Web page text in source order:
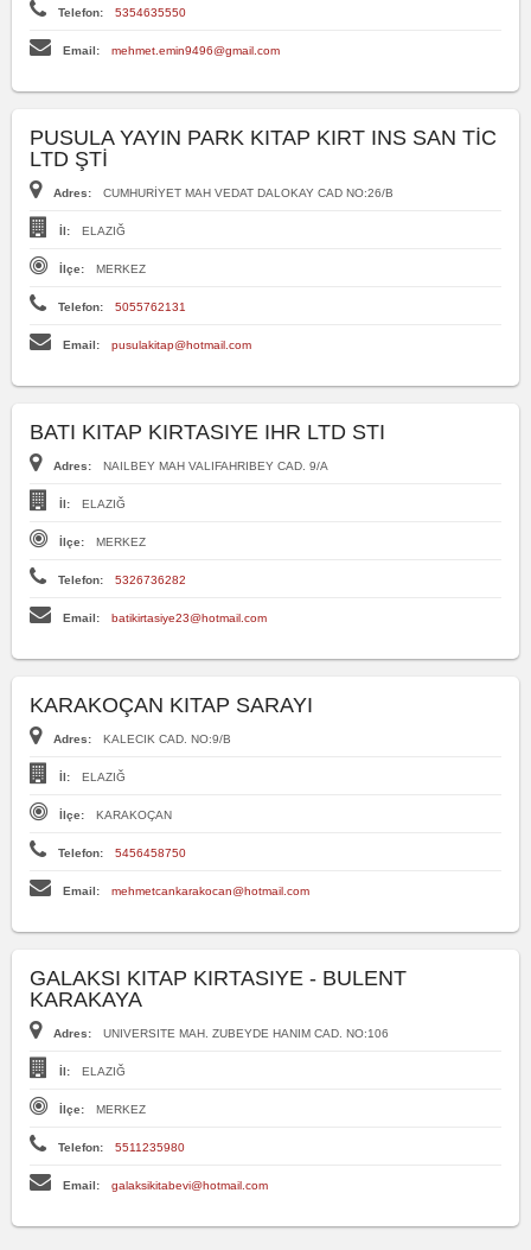
Telefon: 5354635550
Email: mehmet.emin9496@gmail.com
PUSULA YAYIN PARK KITAP KIRT INS SAN TİC
LTD ŞTİ
Adres: CUMHURİYET MAH VEDAT DALOKAY CAD NO:26/B
İl: ELAZIĞ
İlçe: MERKEZ
Telefon: 5055762131
Email: pusulakitap@hotmail.com
BATI KITAP KIRTASIYE IHR LTD STI
Adres: NAILBEY MAH VALIFAHRIBEY CAD. 9/A
İl: ELAZIĞ
İlçe: MERKEZ
Telefon: 5326736282
Email: batikirtasiye23@hotmail.com
KARAKOÇAN KITAP SARAYI
Adres: KALECIK CAD. NO:9/B
İl: ELAZIĞ
İlçe: KARAKOÇAN
Telefon: 5456458750
Email: mehmetcankarakocan@hotmail.com
GALAKSI KITAP KIRTASIYE - BULENT
KARAKAYA
Adres: UNIVERSITE MAH. ZUBEYDE HANIM CAD. NO:106
İl: ELAZIĞ
İlçe: MERKEZ
Telefon: 5511235980
Email: galaksikitabevi@hotmail.com